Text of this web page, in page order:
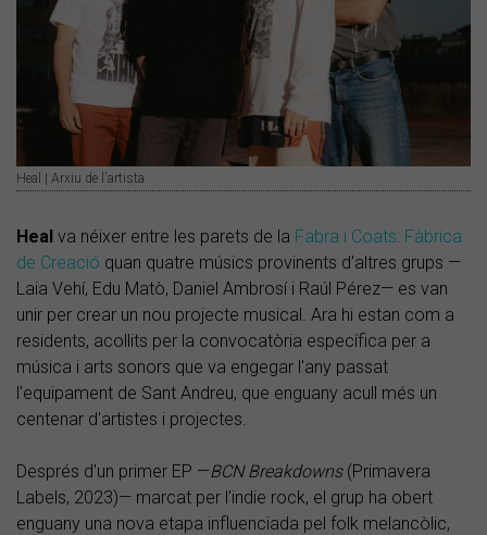
Heal | Arxiu de l'artista
Heal va néixer entre les parets de la Fabra i Coats: Fàbrica
de Creació quan quatre músics provinents d'altres grups —
Laia Vehí, Edu Matò, Daniel Ambrosí i Raúl Pérez— es van
unir per crear un nou projecte musical. Ara hi estan com a
residents, acollits per la convocatòria específica per a
música i arts sonors que va engegar l'any passat
l'equipament de Sant Andreu, que enguany acull més un
centenar d'artistes i projectes.
Després d'un primer EP —BCN Breakdowns(Primavera
Labels, 2023)— marcat per l'indie rock, el grup ha obert
enguany una nova etapa influenciada pel folk melancòlic,